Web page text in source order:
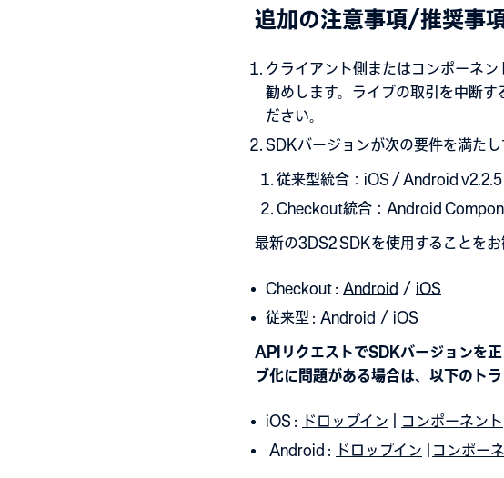
追加の注意事項/推奨事項
クライアント側またはコンポーネ
勧めします。ライブの取引を中断す
ださい。
SDKバージョンが次の要件を満たし
従来型統合：iOS / Android v2.2.5
Checkout統合：Android
最新の3DS2 SDKを使用することを
Checkout : Android / iOS
従来型 : Android / iOS
APIリクエストでSDKバージョンを
ブ化に問題がある場合は、以下のト
iOS : ドロップイン
コンポーネント
Android :
ドロップイン コンポー